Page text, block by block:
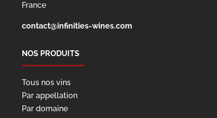
France
contact@infinities-wines.com
NOS PRODUITS
Tous nos vins
Par appellation
Par domaine